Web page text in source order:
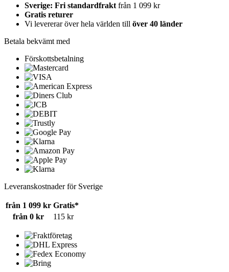
Sverige: Fri standardfrakt från 1 099 kr
Gratis returer
Vi levererar över hela världen till över 40 länder
Betala bekvämt med
Förskottsbetalning
Leveranskostnader för Sverige
från 1 099 kr Gratis*
från 0 kr
115 kr